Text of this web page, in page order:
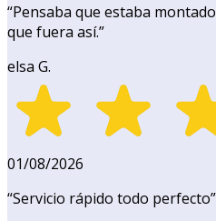
“Pensaba que estaba
que fuera así.”
elsa G.
01/08/2026
“Servicio rápido todo perfecto”